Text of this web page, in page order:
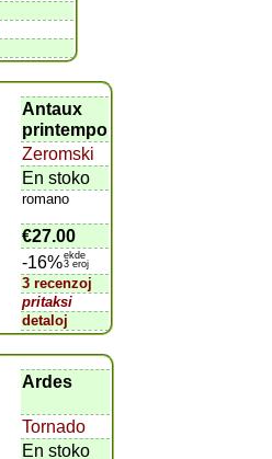
Antaux
printempo
Zeromski
En stoko
romano
€27.00
-16%ekde
3 eroj
3 recenzoj
pritaksi
detaloj
Ardes
Tornado
En stoko